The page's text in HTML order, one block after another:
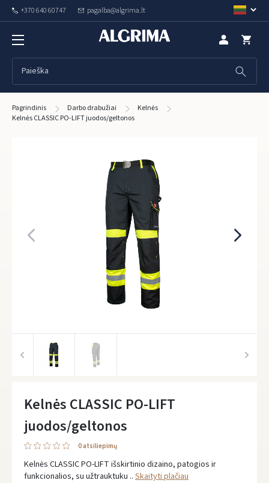
+370 640 60747 pagalba@algrima.lt
Pagrindinis Darbo drabužiai
Kelnės
Kelnės CLASSIC PO-LIFT juodos/geltonos
Kelnės CLASSIC PO-LIFT
juodos/geltonos
0 atsiliepimų
Kelnės CLASSIC PO-LIFT išskirtinio dizaino, patogios ir
funkcionalios, su užtrauktuku .. Skaityti plačiau